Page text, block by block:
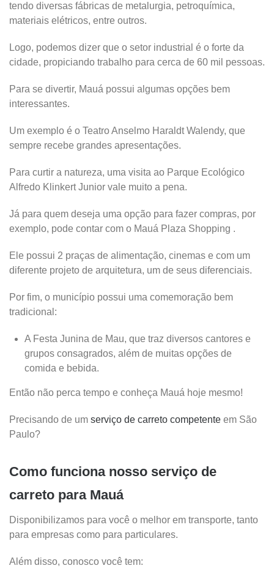
tendo diversas fábricas de metalurgia, petroquímica,
materiais elétricos, entre outros.
Logo, podemos dizer que o setor industrial é o forte da
cidade, propiciando trabalho para cerca de 60 mil pessoas.
Para se divertir, Mauá possui algumas opções bem
interessantes.
Um exemplo é o Teatro Anselmo Haraldt Walendy, que
sempre recebe grandes apresentações.
Para curtir a natureza, uma visita ao Parque Ecológico
Alfredo Klinkert Junior vale muito a pena.
Já para quem deseja uma opção para fazer compras, por
exemplo, pode contar com o Mauá Plaza Shopping .
Ele possui 2 praças de alimentação, cinemas e com um
diferente projeto de arquitetura, um de seus diferenciais.
Por fim, o município possui uma comemoração bem
tradicional:
A Festa Junina de Mau, que traz diversos cantores e
grupos consagrados, além de muitas opções de
comida e bebida.
Então não perca tempo e conheça Mauá hoje mesmo!
Precisando de um serviço de carreto competente em São
Paulo?
Como funciona nosso serviço de
carreto para Mauá
Disponibilizamos para você o melhor em transporte, tanto
para empresas como para particulares.
Além disso, conosco você tem: